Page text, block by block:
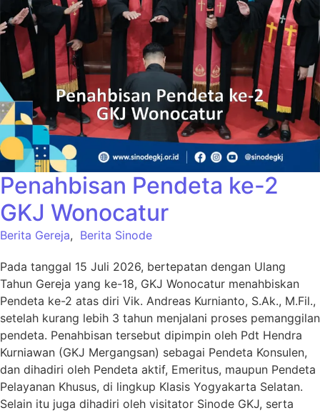
Penahbisan Pendeta ke-2
GKJ Wonocatur
Berita Gereja, Berita Sinode
Pada tanggal 15 Juli 2026, bertepatan dengan Ulang
Tahun Gereja yang ke-18, GKJ Wonocatur menahbiskan
Pendeta ke-2 atas diri Vik. Andreas Kurnianto, S.Ak., M.Fil.,
setelah kurang lebih 3 tahun menjalani proses pemanggilan
pendeta. Penahbisan tersebut dipimpin oleh Pdt Hendra
Kurniawan (GKJ Mergangsan) sebagai Pendeta Konsulen,
dan dihadiri oleh Pendeta aktif, Emeritus, maupun Pendeta
Pelayanan Khusus, di lingkup Klasis Yogyakarta Selatan.
Selain itu juga dihadiri oleh visitator Sinode GKJ, serta